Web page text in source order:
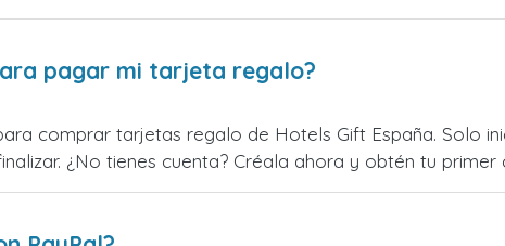
pagar mi tarjeta regalo?
comprar tarjetas regalo de Hotels Gift España. Solo
¿No tienes cuenta? Créala ahora y obtén tu primer